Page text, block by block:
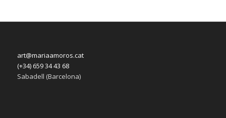
art@mariaamoros.cat
(+34) 659 34 43 68
Sabadell (Barcelona)